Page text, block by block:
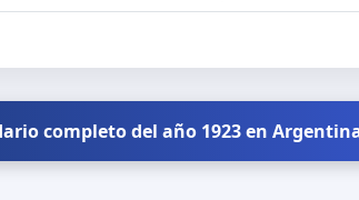
completo del año 1923 en